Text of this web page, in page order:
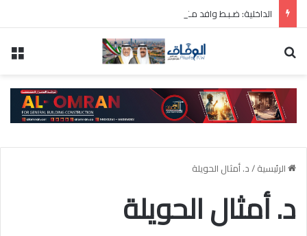
الرئيسية/د. أمثال الحويلة
د. أمثال الحويلة